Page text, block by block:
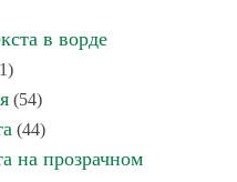
в ворде
(54)
(44)
на прозрачном